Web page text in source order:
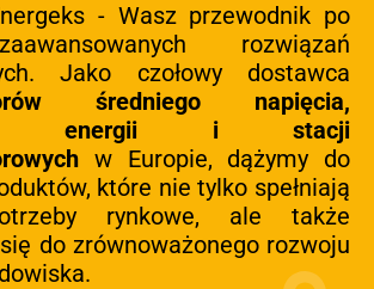
- Wasz przewodnik po
rozwiązań
Jako czołowy dostawca
średniego napięcia,
energii i stacji
w Europie, dążymy do
które nie tylko spełniają
rynkowe, ale także
do zrównoważonego rozwoju